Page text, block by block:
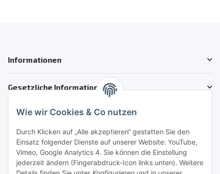
Informationen
Gesetzliche Informationen
Kundenservice
Telefon: +41 71 554 2740
Email: info@auto-motoroele-schweiz.ch
Sie benötigen Hilfe?
Wie wir Cookies & Co nutzen
Durch Klicken auf „Alle akzeptieren“ gestatten Sie den
Einsatz folgender Dienste auf unserer Website: YouTube,
Vimeo, Google Analytics 4. Sie können die Einstellung
jederzeit ändern (Fingerabdruck-Icon links unten). Weitere